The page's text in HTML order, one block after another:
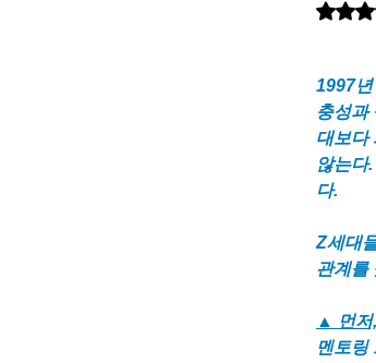
1997
충성과
대보다
않는다
다.
Z세대
관계를
▲ 먼저
멘토링